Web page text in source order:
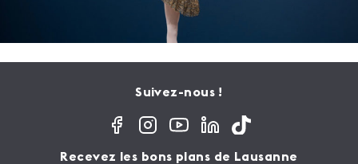
Suivez-nous !
Recevez les bons plans de Lausanne